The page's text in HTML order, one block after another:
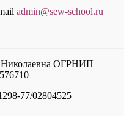
admin@sew-school.ru
Николаевна ОГРНИП
77/02804525